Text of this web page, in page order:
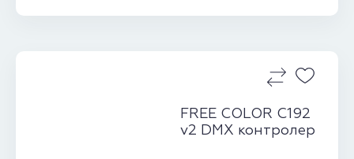
FREE COLOR C192
v2 DMX контролер